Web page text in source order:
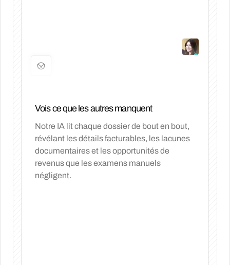
Vois ce que les autres manquent
Notre IA lit chaque dossier de bout en bout,
révélant les détails facturables, les lacunes
documentaires et les opportunités de
revenus que les examens manuels
négligent.